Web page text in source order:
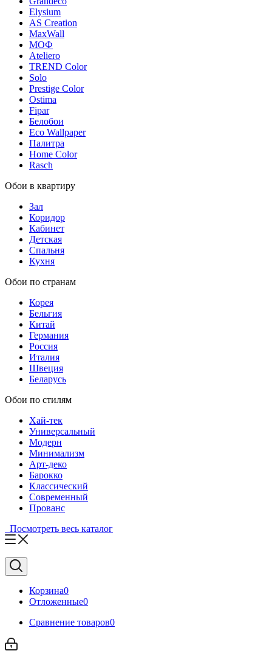
Elysium
AS Creation
MaxWall
МОФ
Ateliero
TREND Color
Solo
Prestige Color
Ostima
Fipar
Белобои
Eco Wallpaper
Палитра
Home Color
Rasch
Обои в квартиру
Зал
Коридор
Кабинет
Детская
Спальня
Кухня
Обои по странам
Корея
Бельгия
Китай
Германия
Россия
Италия
Швеция
Беларусь
Обои по стилям
Хай-тек
Универсальный
Модерн
Минимализм
Арт-деко
Барокко
Классический
Современный
Прованс
Посмотреть весь каталог
Корзина0
Отложенные0
Сравнение товаров0